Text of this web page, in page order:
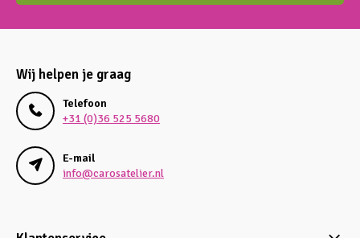
Wij helpen je graag
Telefoon
+31 (0)36 525 5680
E-mail
info@carosatelier.nl